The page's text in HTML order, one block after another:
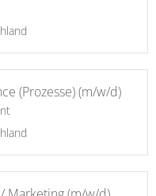
(Prozesse) (m/w/d)